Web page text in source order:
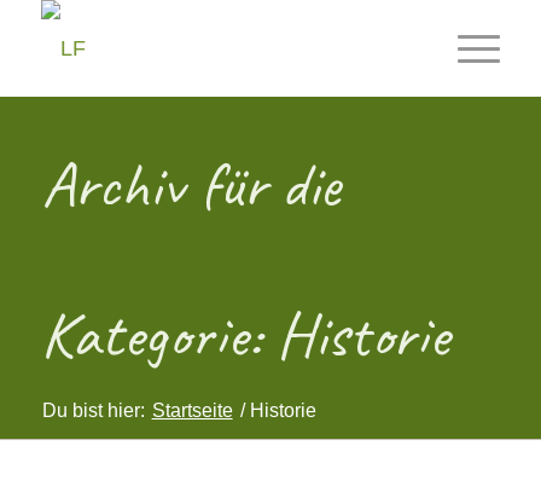
Archiv für die
Kategorie: Historie
Du bist hier: Startseite / Historie